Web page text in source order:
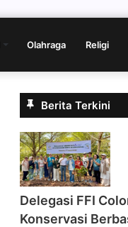
Olahraga Religi
Berita Terkini
Delegasi FFI
Konservasi